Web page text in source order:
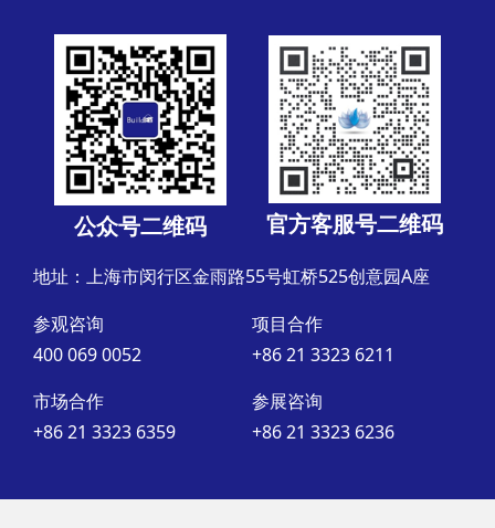
公众号二维码 官方客服号二维码
地址：上海市闵行区金雨路55号虹桥525创意园A座
参观咨询
400 069 0052
项目合作
+86 21 3323 6211
市场合作
+86 21 3323 6359
参展咨询
+86 21 3323 6236